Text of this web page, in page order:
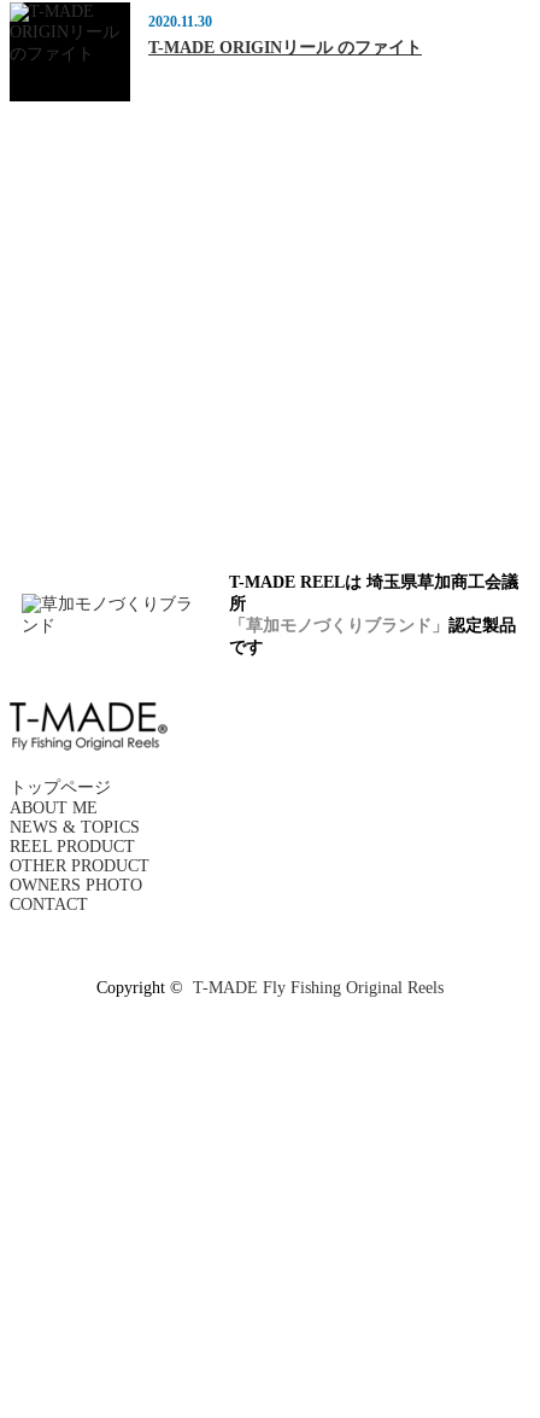
2020.11.30
T-MADE ORIGINリール のファイト
T-MADE REELは 埼玉県草加商工会議
所
「草加モノづくりブランド」 認定製品
です
トップページ
ABOUT ME
NEWS & TOPICS
REEL PRODUCT
OTHER PRODUCT
OWNERS PHOTO
CONTACT
Copyright © T-MADE Fly Fishing Original Reels